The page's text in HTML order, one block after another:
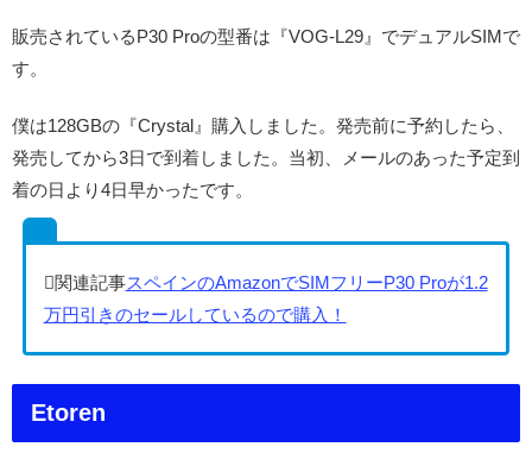
販売されているP30 Proの型番は『VOG-L29』でデュアルSIMで
す。
僕は128GBの『Crystal』購入しました。発売前に予約したら、
発売してから3日で到着しました。当初、メールのあった予定到
着の日より4日早かったです。
スペインのAmazonでSIMフリーP30 Proが1.2
万円引きのセールしているので購入！
Etoren